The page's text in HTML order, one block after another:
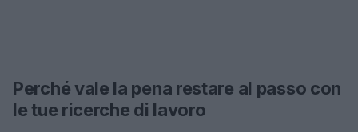
Perché vale la pena restare al passo con
le tue ricerche di lavoro